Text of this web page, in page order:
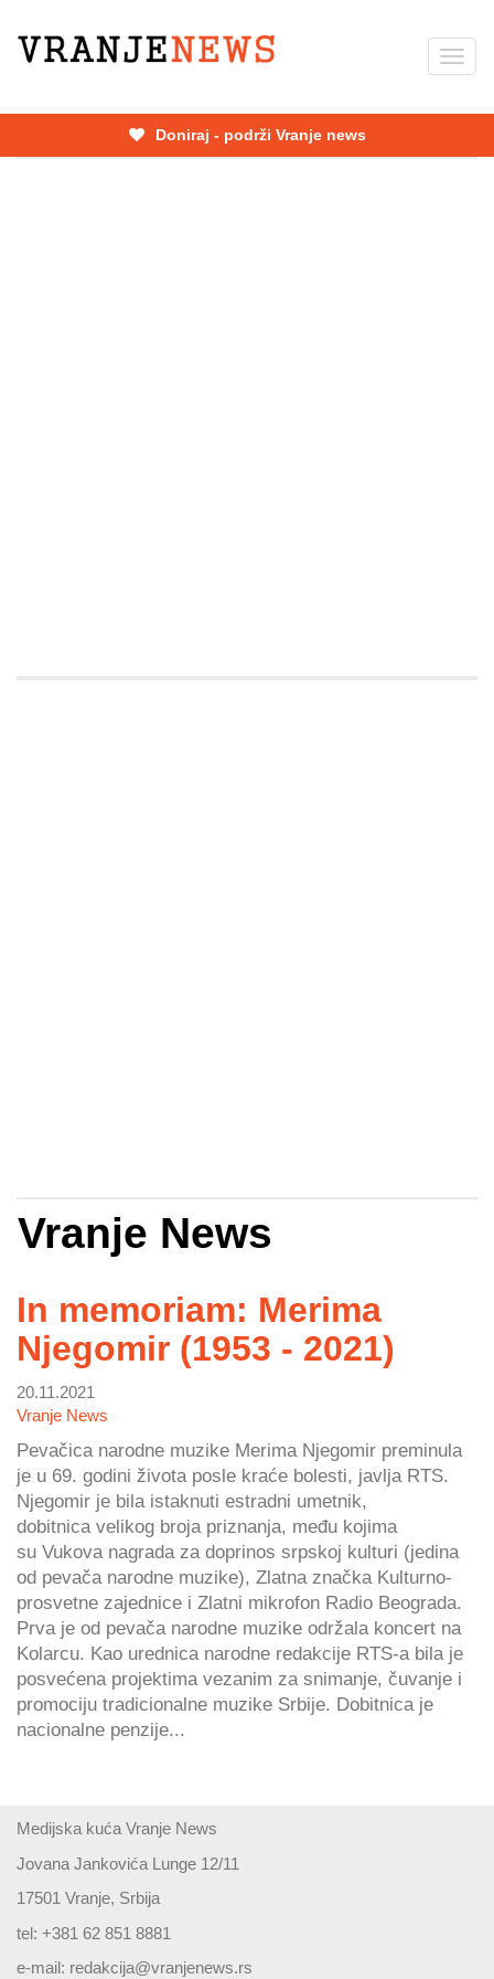
Skip
Doniraj - podrži Vranje news
Vranje News
In memoriam: Merima
Njegomir (1953 - 2021)
20.11.2021
Vranje News
Pevačica narodne muzike Merima Njegomir preminula
je u 69. godini života posle kraće bolesti, javlja RTS.
Njegomir je bila istaknuti estradni umetnik,
dobitnica velikog broja priznanja, među kojima
su Vukova nagrada za doprinos srpskoj kulturi (jedina
od pevača narodne muzike), Zlatna značka Kulturno-
prosvetne zajednice i Zlatni mikrofon Radio Beograda.
Prva je od pevača narodne muzike održala koncert na
Kolarcu. Kao urednica narodne redakcije RTS-a bila je
posvećena projektima vezanim za snimanje, čuvanje i
promociju tradicionalne muzike Srbije. Dobitnica je
nacionalne penzije...
Medijska kuća Vranje News
Jovana Jankovića Lunge 12/11
17501 Vranje, Srbija
tel: +381 62 851 8881
e-mail: redakcija@vranjenews.rs